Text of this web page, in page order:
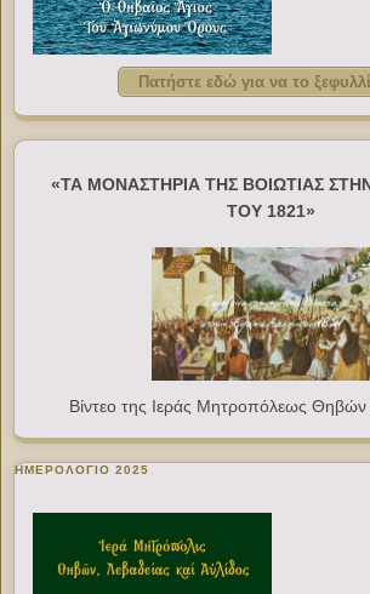
Πατήστε εδώ για να το
«ΤΑ ΜΟΝΑΣΤΗΡΙΑ ΤΗΣ ΒΟΙΩΤΙΑΣ
ΤΟΥ 1821»
Βίντεο της Ιεράς Μητροπόλεως Θηβών
ΗΜΕΡΟΛΟΓΙΟ 2025